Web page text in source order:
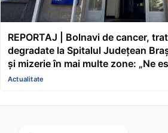
REPORTAJ | Bolnavi de cancer,
degradate la Spitalul Județean
și mizerie în mai multe zone: „Ne
cadă tavanul în cap” FOTO/VIDEO
Actualitate